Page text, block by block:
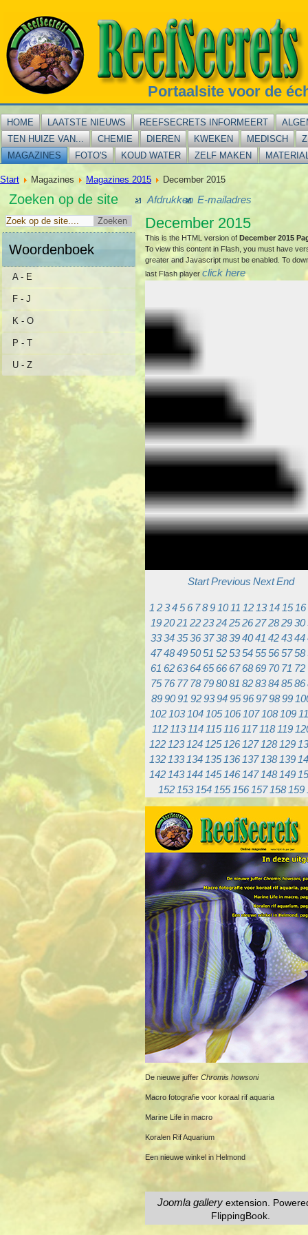
Portaalsite voor de
HOME LAATSTE NIEUWS REEFSECRETS INFORMEERT
TEN HUIZE VAN...
CHEMIE DIEREN KWEKEN MEDISCH
MAGAZINES
FOTO'S KOUD WATER ZELF MAKEN
Start Magazines Magazines 2015 December 2015
Zoeken op de site
Woordenboek
A - E
F - J
K - O
P - T
U - Z
Afdrukken E-mailadres
December 2015
This is the HTML version of December 2015
To view this content in Flash, you must have
greater and Javascript must be enabled. To
last Flash player click here
Start Previous Next End
1 2345 6 789 10 11 12 13 14 15 16
19 20 21 22 23 24 25 26 27 28 29 30
33 34 35 36 37 38 39 40 41 42 43 44
47 48 49 50 51 52 53 54 55 56 57 58
61 62 63 64 65 66 67 68 69 70 71 72
75 76 77 78 79 80 81 82 83 84 85 86
899091 9293949596979899
102 103 104 105 106 107 108 109
112 113 114 115 116 117 118 119
122 123 124 125 126 127 128 129
132 133 134 135 136 137 138 139
142 143 144 145 146 147 148 149
152 153 154 155 156 157 158 159
De nieuwe juffer Chromis howsoni
Macro fotografie voor koraal rif aquaria
Marine Life in macro
Koralen Rif Aquarium
Een nieuwe winkel in Helmond
Joomla galleryextension.
FlippingBook.